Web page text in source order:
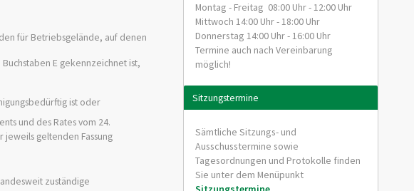
für Betriebsgelände, auf denen
E gekennzeichnet ist,
ist oder
und des Rates vom 24.
geltenden Fassung
zuständige
Montag - Freitag 08:00 Uhr - 12:00 Uhr
Mittwoch 14:00 Uhr - 18:00 Uhr
Donnerstag 14:00 Uhr - 16:00 Uhr
Termine auch nach Vereinbarung
möglich!
Sitzungstermine
Sämtliche Sitzungs- und
Ausschusstermine sowie
Tagesordnungen und Protokolle finden
Sie unter dem Menüpunkt